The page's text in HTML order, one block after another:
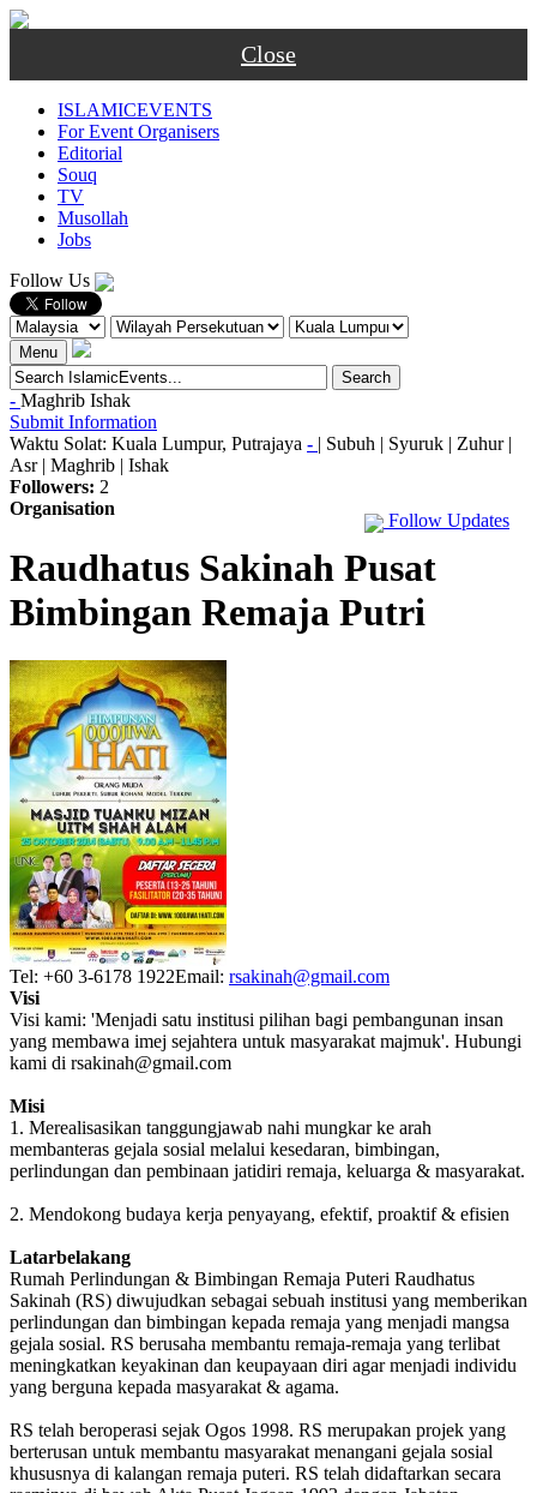
Close
ISLAMICEVENTS
For Event Organisers
Editorial
Souq
TV
Musollah
Jobs
Follow Us
Menu
- Maghrib Ishak
Submit Information
Waktu Solat: Kuala Lumpur, Putrajaya - | Subuh | Syuruk | Zuhur |
Asr | Maghrib | Ishak
Followers: 2
Follow Updates
Organisation
Raudhatus Sakinah Pusat
Bimbingan Remaja Putri
Tel: +60 3-6178 1922Email: rsakinah@gmail.com
Visi
Visi kami: 'Menjadi satu institusi pilihan bagi pembangunan insan
yang membawa imej sejahtera untuk masyarakat majmuk'. Hubungi
kami di rsakinah@gmail.com
Misi
1. Merealisasikan tanggungjawab nahi mungkar ke arah
membanteras gejala sosial melalui kesedaran, bimbingan,
perlindungan dan pembinaan jatidiri remaja, keluarga & masyarakat.
2. Mendokong budaya kerja penyayang, efektif, proaktif & efisien
Latarbelakang
Rumah Perlindungan & Bimbingan Remaja Puteri Raudhatus
Sakinah (RS) diwujudkan sebagai sebuah institusi yang memberikan
perlindungan dan bimbingan kepada remaja yang menjadi mangsa
gejala sosial. RS berusaha membantu remaja-remaja yang terlibat
meningkatkan keyakinan dan keupayaan diri agar menjadi individu
yang berguna kepada masyarakat & agama.
RS telah beroperasi sejak Ogos 1998. RS merupakan projek yang
berterusan untuk membantu masyarakat menangani gejala sosial
khususnya di kalangan remaja puteri. RS telah didaftarkan secara